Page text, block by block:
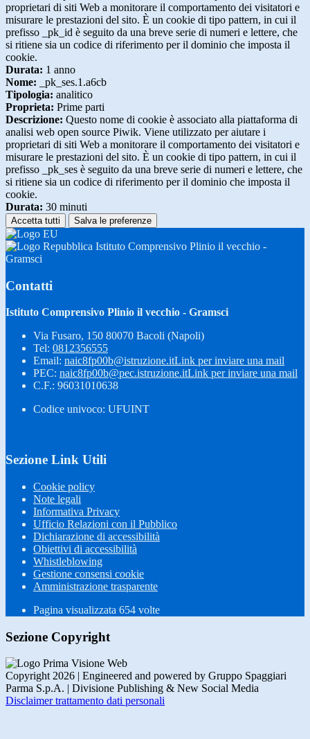
proprietari di siti Web a monitorare il comportamento dei visitatori e
misurare le prestazioni del sito. È un cookie di tipo pattern, in cui il
prefisso _pk_id è seguito da una breve serie di numeri e lettere, che
si ritiene sia un codice di riferimento per il dominio che imposta il
cookie.
Durata: 1 anno
Nome: _pk_ses.1.a6cb
Tipologia: analitico
Proprieta: Prime parti
Descrizione: Questo nome di cookie è associato alla piattaforma di
analisi web open source Piwik. Viene utilizzato per aiutare i
proprietari di siti Web a monitorare il comportamento dei visitatori e
misurare le prestazioni del sito. È un cookie di tipo pattern, in cui il
prefisso _pk_ses è seguito da una breve serie di numeri e lettere, che
si ritiene sia un codice di riferimento per il dominio che imposta il
cookie.
Durata: 30 minuti
Accetta tutti Salva le preferenze
Istituto Comprensivo Plinio il vecchio -
Gramsci
Contatti
Istituto Comprensivo Plinio il vecchio - Gramsci
Via Fusaro, 150 80070 Bacoli (Napoli)
Tel: 0812356555
Email: naic8fp00b@istruzione.itLink per inviare una mail
PEC: naic8fp00b@pec.istruzione.itLink per inviare una mail
C.F.: 96031010638
Codice univoco: UFUINT
Sezione Link Utili
Cookie policy
Note legali
Informativa Privacy
Ufficio Relazioni con il Pubblico
Dichiarazione di accessibilità
Obiettivi di accessibilità
Whistleblowing
Gestione consensi cookie
Amministrazione trasparente
Pagina visualizzata 654 volte
Sezione Copyright
Copyright 2026 | Engineered and powered by Gruppo Spaggiari
Parma S.p.A. | Divisione Publishing & New Social Media
Disclaimer trattamento dati personali